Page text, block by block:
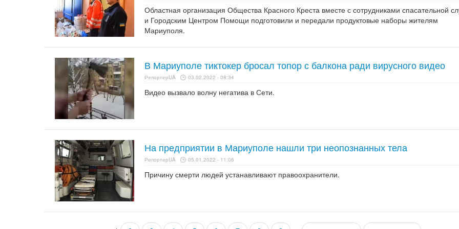
Областная организация Общества Красного Креста вместе с сотрудниками спасательной
и Городским Центром Помощи подготовили и передали продуктовые наборы жителям
Мариуполя.
В Мариуполе тиктокер бросал топор с балкона ради вирусного видео
РепортерUA 03.02.2022 - 08:34
Видео вызвало волну негатива в Сети.
На предприятии в Мариуполе нашли три неопознанных тела
РепортерUA 05.01.2022 - 11:06
Причину смерти людей устанавливают правоохранители.